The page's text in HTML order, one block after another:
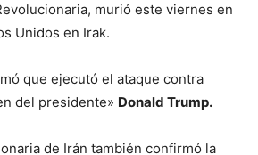
murió este viernes en
Unidos en Irak.
que ejecutó el ataque contra
del presidente» Donald Trump.
de Irán también confirmó la